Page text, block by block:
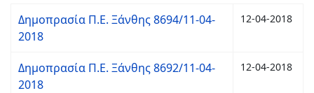
Δημοπρασία Π.Ε. Ξάνθης 8694/11-04-
2018
12-04-2018
Δημοπρασία Π.Ε. Ξάνθης 8692/11-04-
2018
12-04-2018